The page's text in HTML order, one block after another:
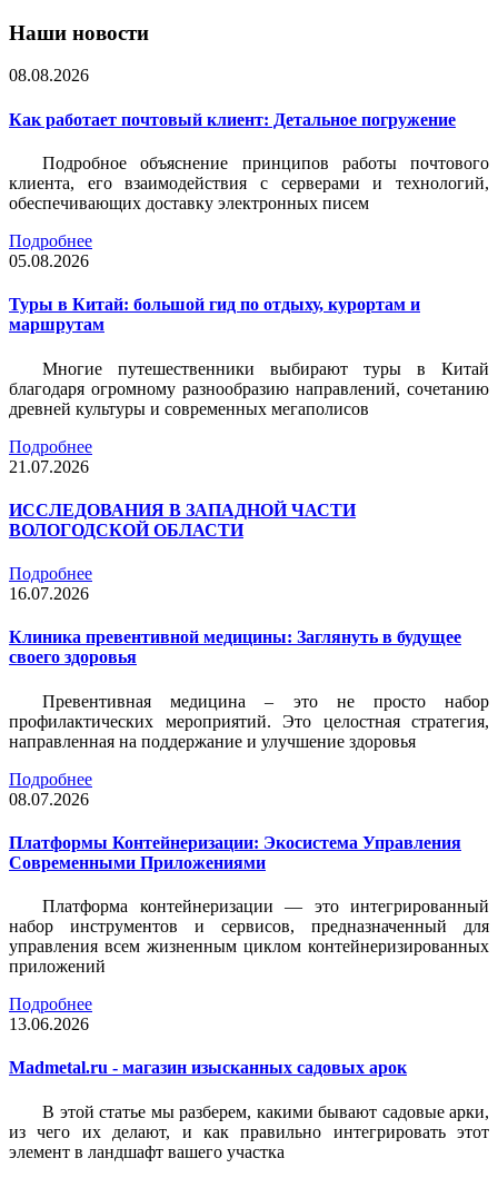
Наши новости
08.08.2026
Как работает почтовый клиент: Детальное погружение
Подробное объяснение принципов работы почтового
клиента, его взаимодействия с серверами и технологий,
обеспечивающих доставку электронных писем
Подробнее
05.08.2026
Туры в Китай: большой гид по отдыху, курортам и
маршрутам
Многие путешественники выбирают туры в Китай
благодаря огромному разнообразию направлений, сочетанию
древней культуры и современных мегаполисов
Подробнее
21.07.2026
ИССЛЕДОВАНИЯ В ЗАПАДНОЙ ЧАСТИ
ВОЛОГОДСКОЙ ОБЛАСТИ
Подробнее
16.07.2026
Клиника превентивной медицины: Заглянуть в будущее
своего здоровья
Превентивная медицина – это не просто набор
профилактических мероприятий. Это целостная стратегия,
направленная на поддержание и улучшение здоровья
Подробнее
08.07.2026
Платформы Контейнеризации: Экосистема Управления
Современными Приложениями
Платформа контейнеризации — это интегрированный
набор инструментов и сервисов, предназначенный для
управления всем жизненным циклом контейнеризированных
приложений
Подробнее
13.06.2026
Madmetal.ru - магазин изысканных садовых арок
В этой статье мы разберем, какими бывают садовые арки,
из чего их делают, и как правильно интегрировать этот
элемент в ландшафт вашего участка